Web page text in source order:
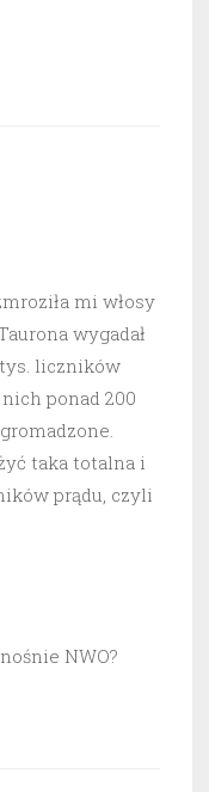
mi włosy
wygadał
liczników
ponad 200
taka totalna i
prądu, czyli
NWO?